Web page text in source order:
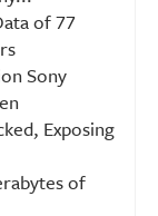
of 77
Sony
Exposing
of